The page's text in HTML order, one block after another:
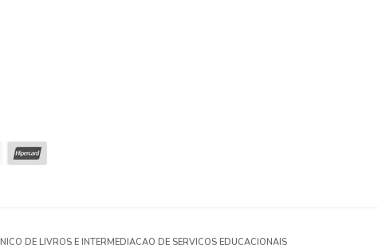
DE LIVROS E INTERMEDIACAO DE SERVICOS EDUCACIONAIS